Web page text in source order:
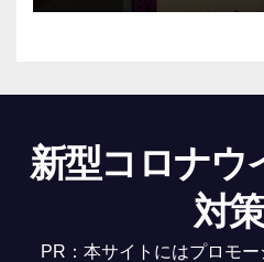
新型コロナウ
対
PR：本サイトにはプロモ